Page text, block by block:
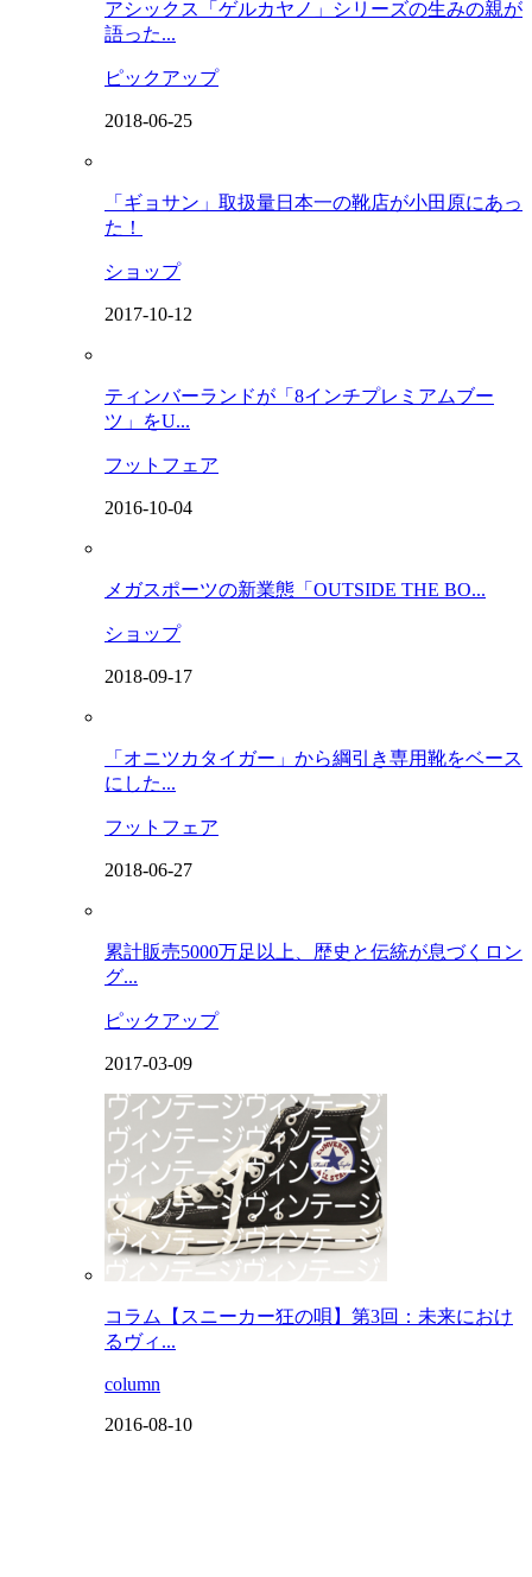
アシックス「ゲルカヤノ」シリーズの生みの親が
語った...
ピックアップ
2018-06-25
「ギョサン」取扱量日本一の靴店が小田原にあっ
た！
ショップ
2017-10-12
ティンバーランドが「8インチプレミアムブー
ツ」をU...
フットフェア
2016-10-04
メガスポーツの新業態「OUTSIDE THE BO...
ショップ
2018-09-17
「オニツカタイガー」から綱引き専用靴をベース
にした...
フットフェア
2018-06-27
累計販売5000万足以上、歴史と伝統が息づくロン
グ...
ピックアップ
2017-03-09
コラム【スニーカー狂の唄】第3回：未来におけ
るヴィ...
column
2016-08-10